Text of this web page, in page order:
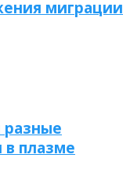
миграции
разные
плазме